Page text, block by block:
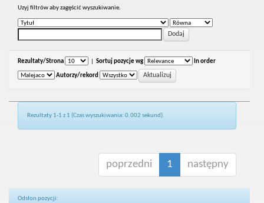
Uzyj filtrów aby zagęścić wyszukiwanie.
Rezultaty/Strona Sortuj pozycje wg In order
Autorzy/rekord
Rezultaty 1-1 z 1 (Czas wyszukiwania: 0.002 sekund).
poprzedni 1 następny
Odsłon pozycji: